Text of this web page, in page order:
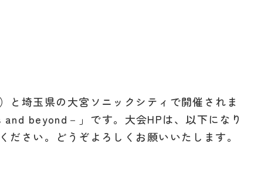
と埼玉県の大宮ソニックシティで開催されま
beyond－」です。大会HPは、以下になり
さい。どうぞよろしくお願いいたします。